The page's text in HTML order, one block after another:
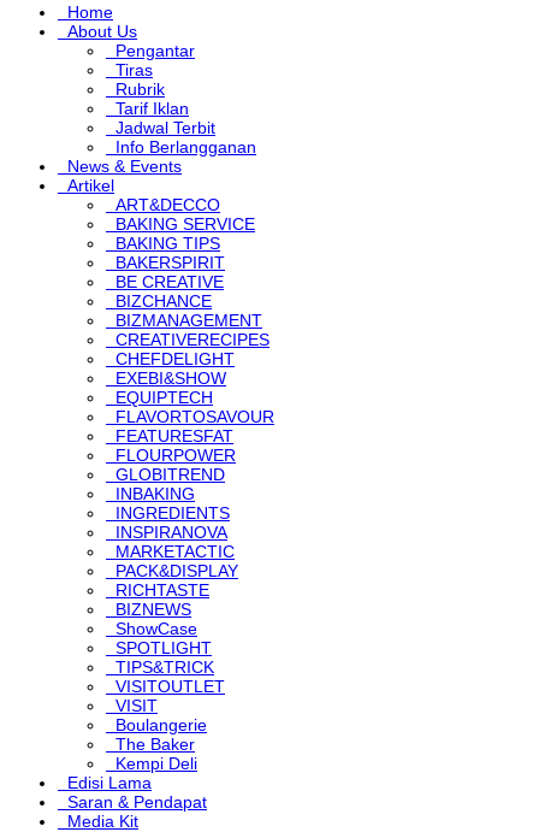
Home
About Us
Pengantar
Tiras
Rubrik
Tarif Iklan
Jadwal Terbit
Info Berlangganan
News & Events
Artikel
ART&DECCO
BAKING SERVICE
BAKING TIPS
BAKERSPIRIT
BE CREATIVE
BIZCHANCE
BIZMANAGEMENT
CREATIVERECIPES
CHEFDELIGHT
EXEBI&SHOW
EQUIPTECH
FLAVORTOSAVOUR
FEATURESFAT
FLOURPOWER
GLOBITREND
INBAKING
INGREDIENTS
INSPIRANOVA
MARKETACTIC
PACK&DISPLAY
RICHTASTE
BIZNEWS
ShowCase
SPOTLIGHT
TIPS&TRICK
VISITOUTLET
VISIT
Boulangerie
The Baker
Kempi Deli
Edisi Lama
Saran & Pendapat
Media Kit